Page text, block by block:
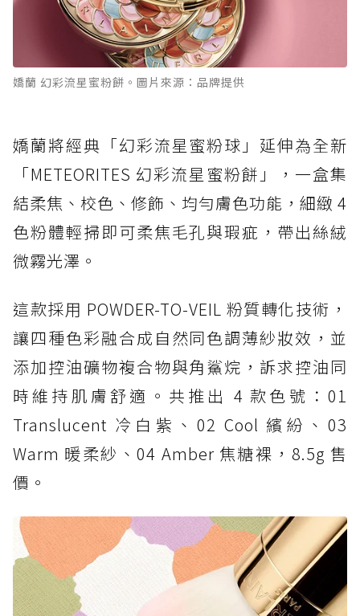
嬌蘭 幻彩流星蜜粉餅。圖片來源：品牌提供
嬌蘭將經典「幻彩流星蜜粉球」延伸為全新
「METEORITES 幻彩流星蜜粉餅」，一盒集
結柔焦、校色、修飾、均勻膚色功能，細緻 4
色粉體輕掃即可柔焦毛孔與瑕疵，帶出絲絨
微霧光澤。
這款採用 POWDER-TO-VEIL 粉質轉化技術，
讓四種色彩融合成自然同色調薄紗妝效，並
添加控油礦物複合物與角鯊烷，訴求控油同
時維持肌膚舒適。共推出 4 款色號：01
Translucent 冷白紫、02 Cool 繽紛、03
Warm 暖柔紗、04 Amber 焦糖裸，8.5g 售
價。